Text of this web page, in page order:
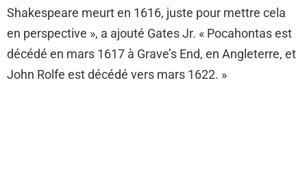
Shakespeare meurt en 1616, juste pour mettre cela
en perspective », a ajouté Gates Jr. « Pocahontas est
décédé en mars 1617 à Grave’s End, en Angleterre, et
John Rolfe est décédé vers mars 1622. »